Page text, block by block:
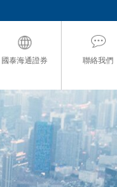
國泰海通證券 聯絡我們